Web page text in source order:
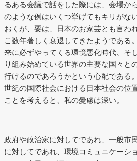
るある会議で話をした際には、会場か
のような例はいくつ挙げてもキリがな
おくが、要は、日本のお家芸とも言わ
こ数年著しく衰退してきたようである
来に必ずやってくる環境悪化時代、そ
り組み始めている世界の主要な国々と
行けるのであろうかという心配である
世紀の国際社会における日本社会の位
ことを考えると、私の憂慮は深い。
政府や政治家に対してであれ、一般市
に対してであれ、環境コミュニケーシ